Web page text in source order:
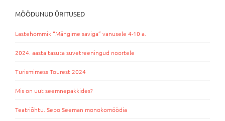
MÖÖDUNUD ÜRITUSED
Lastehommik “Mängime saviga” vanusele 4-10 a.
2024. aasta tasuta suvetreeningud noortele
Turismimess Tourest 2024
Mis on uut seemnepakkides?
Teatriõhtu. Sepo Seeman monokomöödia